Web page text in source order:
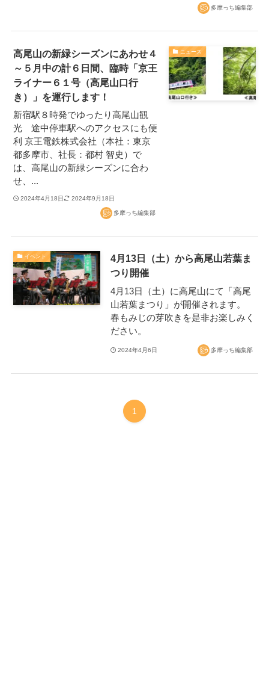
多摩っち編集部
ニュース
高尾山の新緑シーズンにあわせ４
～５月中の計６日間、臨時「京王
ライナー６１号（高尾山口行
き）」を運行します！
新宿駅８時発でゆったり高尾山観
光 途中停車駅へのアクセスにも便
利 京王電鉄株式会社（本社：東京
都多摩市、社長：都村 智史）で
は、高尾山の新緑シーズンに合わ
せ、...
2024年4月18日 2024年9月18日
多摩っち編集部
イベント
4月13日（土）から高尾山若葉ま
つり開催
4月13日（土）に高尾山にて「高尾
山若葉まつり」が開催されます。
春もみじの芽吹きを是非お楽しみく
ださい。
2024年4月6日 多摩っち編集部
1